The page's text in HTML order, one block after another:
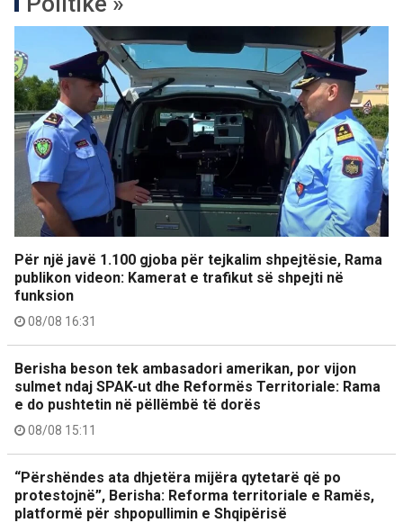
Për një javë 1.100 gjoba për tejkalim shpejtësie, Rama
publikon videon: Kamerat e trafikut së shpejti në
funksion
08/08 16:31
Berisha beson tek ambasadori amerikan, por vijon
sulmet ndaj SPAK-ut dhe Reformës Territoriale: Rama
e do pushtetin në pëllëmbë të dorës
08/08 15:11
“Përshëndes ata dhjetëra mijëra qytetarë që po
protestojnë”, Berisha: Reforma territoriale e Ramës,
platformë për shpopullimin e Shqipërisë